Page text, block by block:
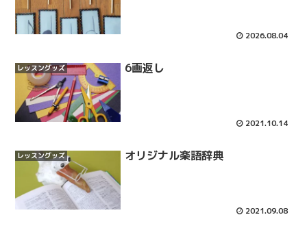
2026.08.04
レッスングッズ 6画返し
2021.10.14
レッスングッズ オリジナル楽語辞典
2021.09.08